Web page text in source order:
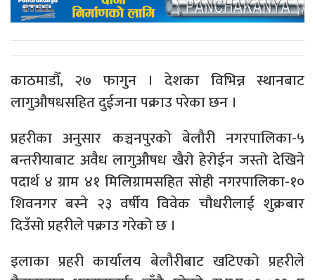
काठमाडौँ, २७ फागुन । देशका विभिन्न स्थानबाट
लागुऔषधसहित दुईजना पक्राउ परेका छन ।
प्रहरीका अनुसार कञ्चनपुरको बेलौरी नगरपालिका-५
बन्तरीयाबाट अवैध लागुऔषध खैरो हेरोईन जस्तो देखिने
पदार्थ ४ ग्राम ४१ मिलिग्रामसहित सोही नगरपालिका-१०
शिवनगर बस्ने २३ वर्षीय विवेक चौधरीलाई शुक्रबार
दिउँसो प्रहरीले पक्राउ गरेको छ ।
इलाका प्रहरी कार्यालय बेलौरीबाट खटिएको प्रहरीले